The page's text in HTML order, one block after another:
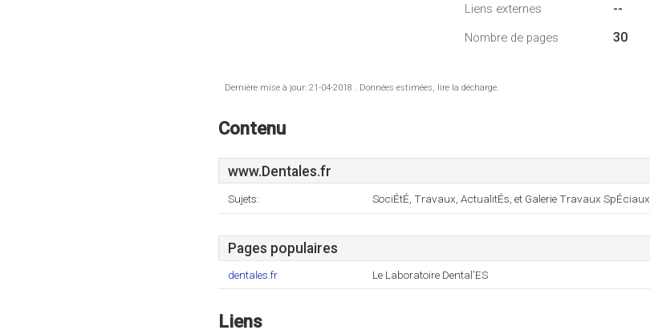
Liens externes --
Nombre de pages 30
Dernière mise à jour: 21-04-2018 . Données estimées, lire la décharge.
Contenu
www.Dentales.fr
Sujets: SociÉtÉ, Travaux, ActualitÉs, et Galerie Travaux SpÉciaux.
Pages populaires
dentales.fr Le Laboratoire Dental’ES
Liens